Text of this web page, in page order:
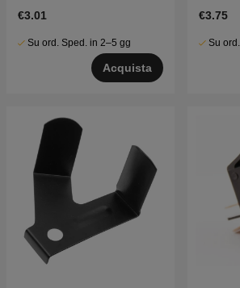
€3.01
Su ord. Sped. in 2–5 gg
Acquista
€3.75
Su